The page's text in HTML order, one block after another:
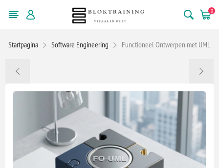
0
Startpagina Software Engineering Functioneel Ontwerpen met UML